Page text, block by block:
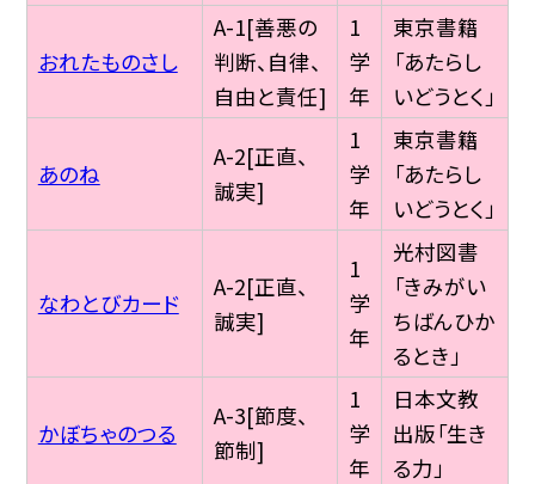
おれたものさし
A-1[善悪の
判断、自律、
自由と責任]
1
学
年
東京書籍
「あたらし
いどうとく」
あのね
A-2[正直、
誠実]
1
学
年
東京書籍
「あたらし
いどうとく」
なわとびカード
A-2[正直、
誠実]
1
学
年
光村図書
「きみがい
ちばんひか
るとき」
かぼちゃのつる
A-3[節度、
節制]
1
学
年
日本文教
出版「生き
る力」